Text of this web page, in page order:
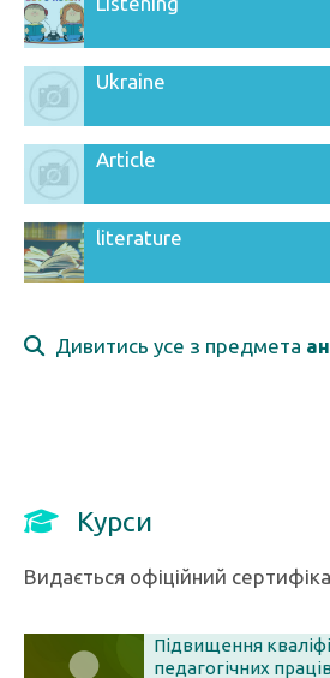
Ukraine
Article
literature
Дивитись усе з предмета
Курси
Видається офіційний
Підвищення
педагогічних